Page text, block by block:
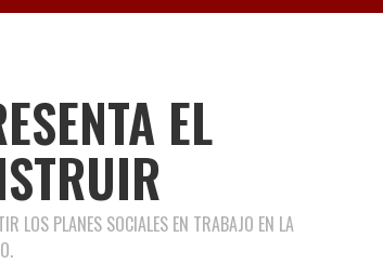
EL
LOS PLANES SOCIALES EN TRABAJO EN LA